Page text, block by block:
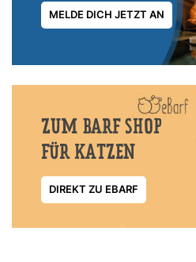
MELDE DICH JETZT AN
ZUM BARF SHOP
FÜR KATZEN
DIREKT ZU EBARF